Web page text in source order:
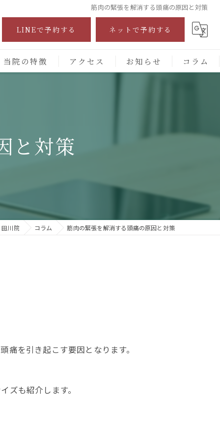
筋肉の緊張を解消する頭痛の原因と対策
LINEで予約する ネットで予約する
当院の特徴
保険施術
アクセス お知らせ コラム
と対策
川院 コラム 筋肉の緊張を解消する頭痛の原因と対策
を引き起こす要因となります。
ズも紹介します。